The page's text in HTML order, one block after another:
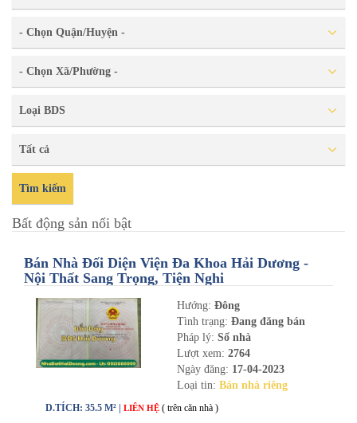
- Chọn Quận/Huyện -
- Chọn Xã/Phường -
Loại BDS
Tất cả
Tìm kiếm
Bất động sản nổi bật
Bán Nhà Đối Diện Viện Đa Khoa Hải Dương -
Nội Thất Sang Trọng, Tiện Nghi
Hướng: Đông
Tình trạng: Đang đăng bán
Pháp lý: Sổ nhà
Lượt xem: 2764
Ngày đăng: 17-04-2023
Loại tin: Bán nhà riêng
D.TÍCH: 35.5 M² | LIÊN HỆ ( trên căn nhà )